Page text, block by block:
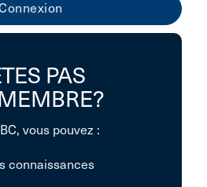
PAS
vous pouvez :
connaissances